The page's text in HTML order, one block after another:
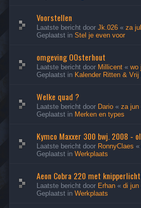
Voorstellen
Laatste bericht door Jk.026 « za
Geplaatst in Stel je even voor
omgeving OOsterhout
Laatste bericht door Millicent « wo
Geplaatst in Kalender Ritten & Vrij
Welke quad ?
Laatste bericht door Dario « za jun
Geplaatst in Merken en types
Kymco Maxxer 300 bwj. 2008 -
Laatste bericht door RonnyClaes «
Geplaatst in Werkplaats
Aeon Cobra 220 met
Laatste bericht door Erhan « di jun
Geplaatst in Werkplaats